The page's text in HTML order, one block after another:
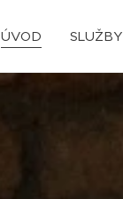
ÚVOD SLUŽBY